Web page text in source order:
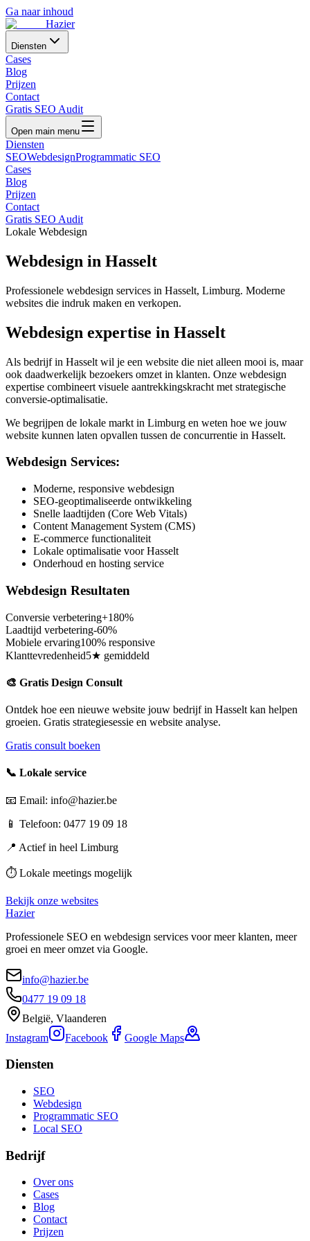
Ga naar inhoud
Hazier
Diensten
Cases
Blog
Prijzen
Contact
Gratis SEO Audit
Open main menu
Diensten
SEOWebdesignProgrammatic SEO
Cases
Blog
Prijzen
Contact
Gratis SEO Audit
Lokale Webdesign
Webdesign in Hasselt
Professionele webdesign services in Hasselt, Limburg. Moderne
websites die indruk maken en verkopen.
Webdesign expertise in Hasselt
Als bedrijf in Hasselt wil je een website die niet alleen mooi is, maar
ook daadwerkelijk bezoekers omzet in klanten. Onze webdesign
expertise combineert visuele aantrekkingskracht met strategische
conversie-optimalisatie.
We begrijpen de lokale markt in Limburg en weten hoe we jouw
website kunnen laten opvallen tussen de concurrentie in Hasselt.
Webdesign Services:
Moderne, responsive webdesign
SEO-geoptimaliseerde ontwikkeling
Snelle laadtijden (Core Web Vitals)
Content Management System (CMS)
E-commerce functionaliteit
Lokale optimalisatie voor Hasselt
Onderhoud en hosting service
Webdesign Resultaten
Conversie verbetering+180%
Laadtijd verbetering-60%
Mobiele ervaring100% responsive
Klanttevredenheid5★ gemiddeld
🎨 Gratis Design Consult
Ontdek hoe een nieuwe website jouw bedrijf in Hasselt kan helpen
groeien. Gratis strategiesessie en website analyse.
Gratis consult boeken
📞 Lokale service
📧 Email: info@hazier.be
📱 Telefoon: 0477 19 09 18
📍 Actief in heel Limburg
⏱️ Lokale meetings mogelijk
Bekijk onze websites
Hazier
Professionele SEO en webdesign services voor meer klanten, meer
groei en meer omzet via Google.
info@hazier.be
0477 19 09 18
België, Vlaanderen
Instagram
Facebook Google Maps
Diensten
SEO
Webdesign
Programmatic SEO
Local SEO
Bedrijf
Over ons
Cases
Blog
Contact
Prijzen